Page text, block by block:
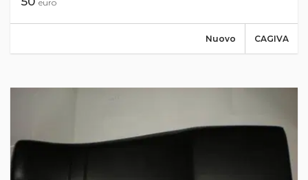
euro
CAGIVA
Nuovo